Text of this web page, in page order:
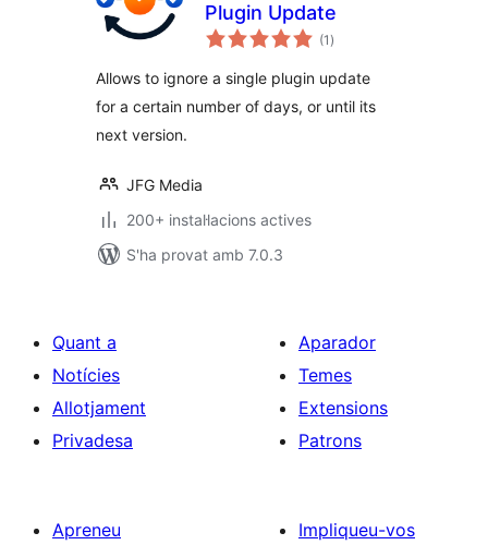
Plugin Update
(1 puntuacions
totals
)
Allows to ignore a single plugin update
for a certain number of days, or until its
next version.
JFG Media
200+ instal·lacions actives
S'ha provat amb 7.0.3
Quant a
Notícies
Allotjament
Privadesa
Aparador
Temes
Extensions
Patrons
Apreneu
Impliqueu-vos